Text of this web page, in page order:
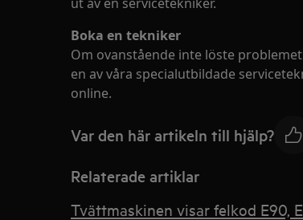
Boka en tekniker
Om ovanstående inte löste
en av våra specialutbildade
online.
Var den här artikeln till hjälp?
Relaterade artiklar
Tvättmaskinen visar felkod E90,